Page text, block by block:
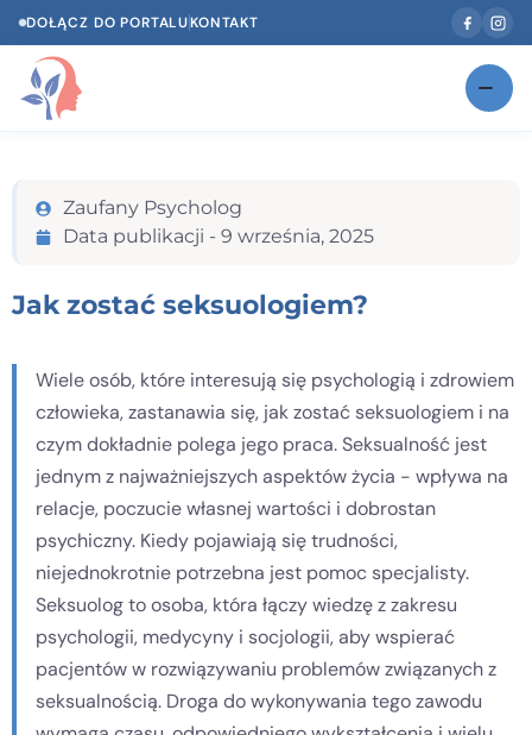
DOŁĄCZ DO PORTALUKONTAKT
GabinetyNOWOŚĆ
Według specjalizacji
Psycholog w Twoim języku
Diagnozy psychologiczne
Testy psychologiczne
Dawka wiedzy
Dla specjalistów
Kontakt
Dołącz do portalu
Zaufany Psycholog
Data publikacji - 9 września, 2025
Jak zostać seksuologiem?
Wiele osób, które interesują się psychologią i zdrowiem
człowieka, zastanawia się, jak zostać seksuologiem i na
czym dokładnie polega jego praca. Seksualność jest
jednym z najważniejszych aspektów życia - wpływa na
relacje, poczucie własnej wartości i dobrostan
psychiczny. Kiedy pojawiają się trudności,
niejednokrotnie potrzebna jest pomoc specjalisty.
Seksuolog to osoba, która łączy wiedzę z zakresu
psychologii, medycyny i socjologii, aby wspierać
pacjentów w rozwiązywaniu problemów związanych z
seksualnością. Droga do wykonywania tego zawodu